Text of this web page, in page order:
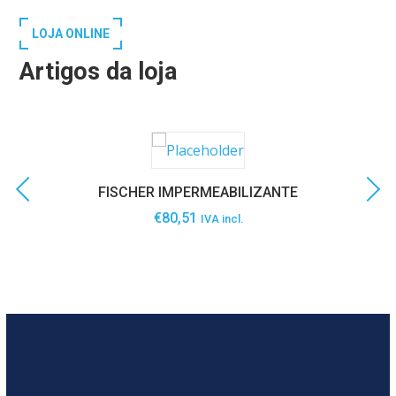
LOJA ONLINE
Artigos da loja
FISCHER IMPERMEABILIZANTE
€80,51 IVA incl.
SABER MAIS